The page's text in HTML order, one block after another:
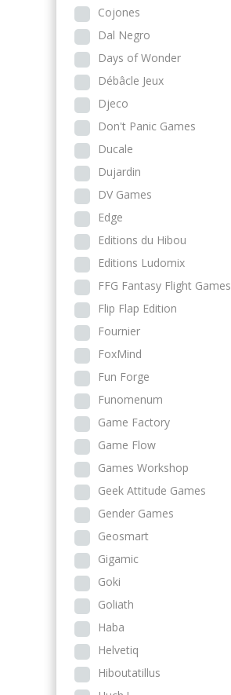
Cojones
Dal Negro
Days of Wonder
Débâcle Jeux
Djeco
Don't Panic Games
Ducale
Dujardin
DV Games
Edge
Editions du Hibou
Editions Ludomix
FFG Fantasy Flight Games
Flip Flap Edition
Fournier
FoxMind
Fun Forge
Funomenum
Game Factory
Game Flow
Games Workshop
Geek Attitude Games
Gender Games
Geosmart
Gigamic
Goki
Goliath
Haba
Helvetiq
Hiboutatillus